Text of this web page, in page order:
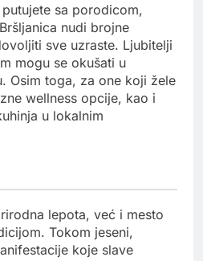
sa porodicom,
nudi brojne
sve uzraste. Ljubitelji
mogu se okušati u
Osim toga, za one koji žele
wellness opcije, kao i
u lokalnim
lepota, već i mesto
Tokom jeseni,
koje slave